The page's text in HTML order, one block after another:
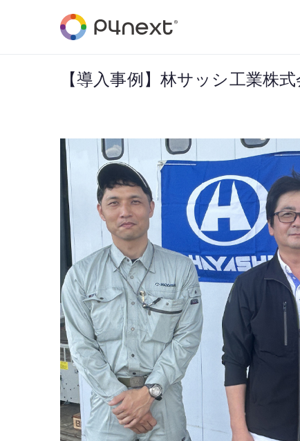
【導入事例】林サッシ工業株